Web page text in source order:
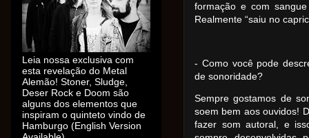
formação e com
Realmente “saiu no
- Como você pode
de sonoridade?
Sempre gostamos de
soem bem aos ouvidos!
fazer som autoral, e
Leia nossa exclusiva com
esta revelação do Metal
Alemão! Stoner, Sludge,
Deser Rock e Doom são
alguns dos elementos que
inspiram o quinteto vindo de
Hamburgo (English Version